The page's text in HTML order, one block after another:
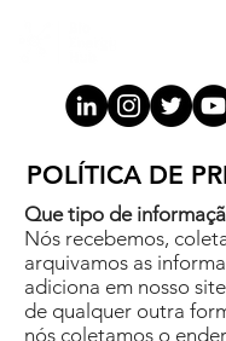
POLÍTICA DE
Que tipo de
Nós recebemos,
arquivamos as
adiciona em nosso
de qualquer outra
nós coletamos o